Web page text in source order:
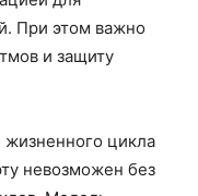
При этом важно
и защиту
жизненного цикла
невозможен без